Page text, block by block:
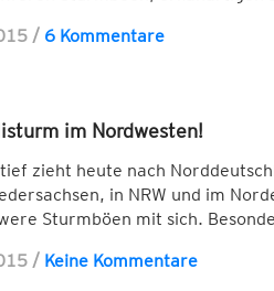
/ 6 Kommentare
im Nordwesten!
zieht heute nach
in NRW und im
Sturmböen mit sich.
/ Keine Kommentare